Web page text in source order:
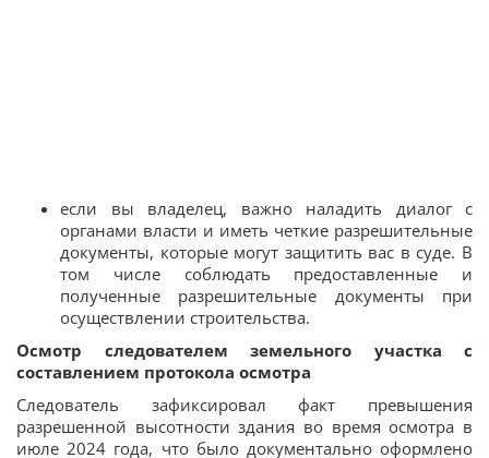
если вы владелец, важно наладить диалог с
органами власти и иметь четкие разрешительные
документы, которые могут защитить вас в суде. В
том числе соблюдать предоставленные и
полученные разрешительные документы при
осуществлении строительства.
Осмотр следователем земельного участка с
составлением протокола осмотра
Следователь зафиксировал факт превышения
разрешенной высотности здания во время осмотра в
июле 2024 года, что было документально оформлено